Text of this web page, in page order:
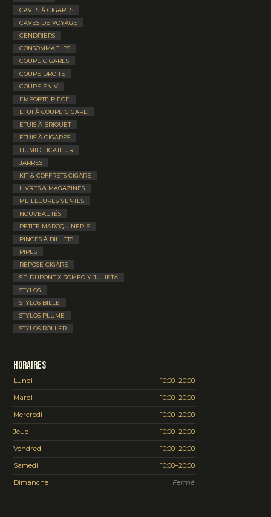
CAVES À CIGARES
CAVES DE VOYAGE
CENDRIERS
CONSOMMABLES
COUPE CIGARES
COUPE DROITE
COUPE EN V
EMPORTE PIÈCE
ETUI À COUPE CIGARE
ETUIS À BRIQUET
ETUIS À CIGARES
HUMIDIFICATEUR
JARRES
KIT & COFFRETS CIGARE
LIVRES & MAGAZINES
MEILLEURES VENTES
NOUVEAUTÉS
PETITE MAROQUINERIE
PINCES À BILLETS
PIPES
REPOSE CIGARE
S.T. DUPONT X ROMEO Y JULIETA
STYLOS
STYLOS BILLE
STYLOS PLUME
STYLOS ROLLER
Horaires
Lundi
10:00–20:00
Mardi
10:00–20:00
Mercredi
10:00–20:00
Jeudi
10:00–20:00
Vendredi
10:00–20:00
Samedi
10:00–20:00
Dimanche
Fermé